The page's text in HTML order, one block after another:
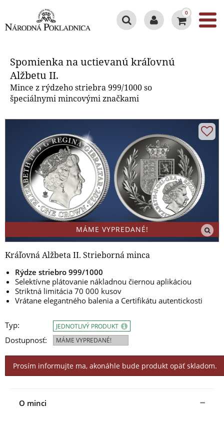
0
Spomienka na uctievanú kráľovnú
Alžbetu II.
Mince z rýdzeho striebra 999/1000 so
špeciálnymi mincovými značkami
MÁME VYPREDANÉ!
Kráľovná Alžbeta II. Strieborná minca
Rýdze striebro 999/1000
Selektívne plátovanie nákladnou čiernou aplikáciou
Striktná limitácia 70 000 kusov
Vrátane elegantného balenia a Certifikátu autentickosti
Typ:
Dostupnosť:
JEDNOTLIVÝ PRODUKT
MÁME VYPREDANÉ!
Prosím informujte ma, akonáhle bude produkt opäť skladom.
O minci
Spomienka na uctievanú